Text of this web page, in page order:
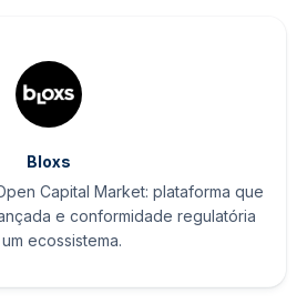
Bloxs
Market: plataforma que
e conformidade regulatória
ecossistema.